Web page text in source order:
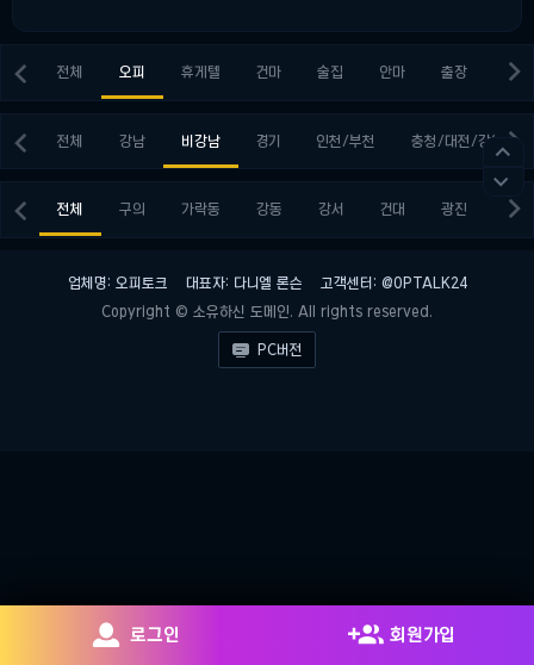
 전체 오피 휴게텔 건마 술집 안마 출장 키스

 전체 강남 비강남 경기 인천/부천 충청/대전/강원 
 전체 구의 가락동 강동 강서 건대 광진 구로

업체명: 오피토크 대표자: 다니엘 론슨
고객센터: @OPTALK24
Copyright © 소유하신 도메인. All rights reserved.
 PC버전
 로그인  회원가입

